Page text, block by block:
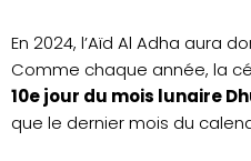
En 2024, l’Aïd Al Adha aura
Comme chaque année, la
10e jour du mois lunaire
que le dernier mois du